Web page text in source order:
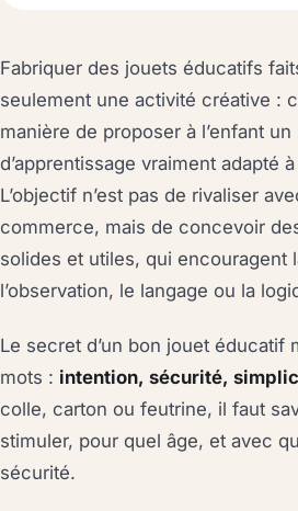
Fabriquer des jouets éducatifs
seulement une activité créative :
manière de proposer à l’enfant
d’apprentissage vraiment adapté
L’objectif n’est pas de rivaliser
commerce, mais de concevoir
solides et utiles, qui encouragent
l’observation, le langage ou la
Le secret d’un bon jouet éducatif
mots : intention, sécurité,
colle, carton ou feutrine, il faut
stimuler, pour quel âge, et avec
sécurité.